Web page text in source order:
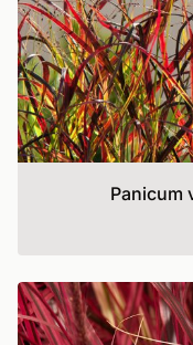
Panicum